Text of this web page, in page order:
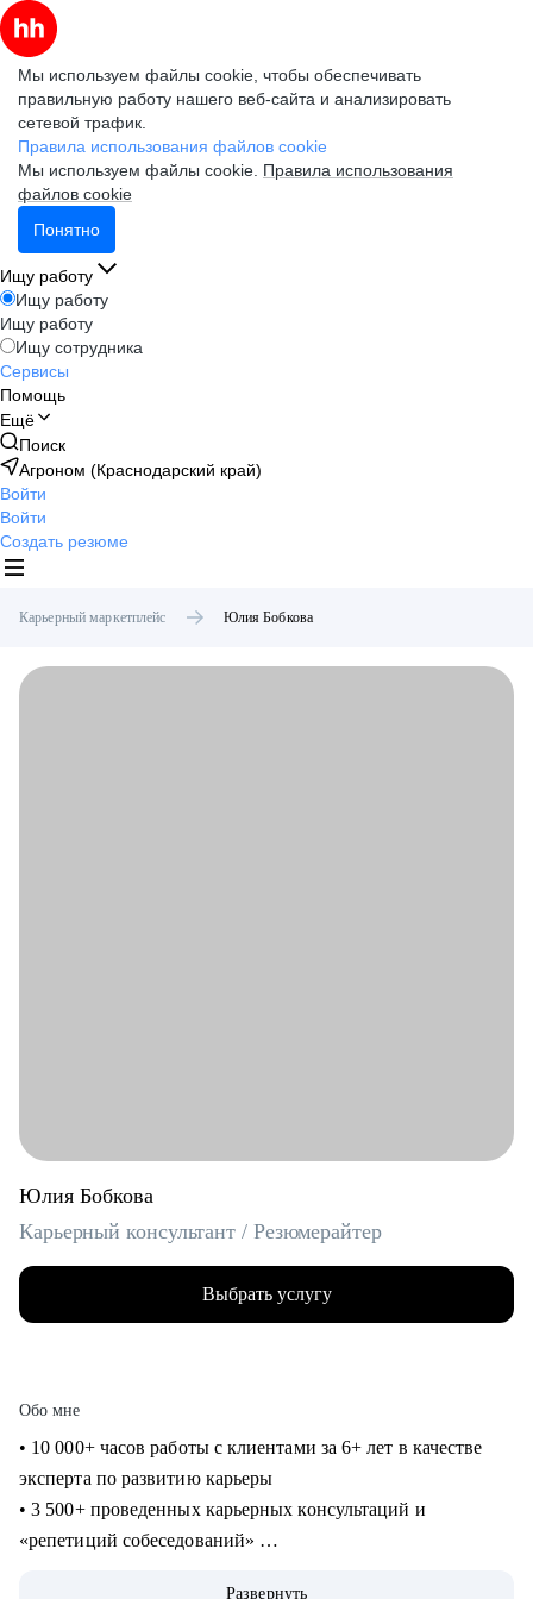
Мы используем файлы cookie, чтобы обеспечивать
правильную работу нашего веб-сайта и анализировать
сетевой трафик.
Правила использования файлов cookie
Мы используем файлы cookie. Правила использования
файлов cookie
Понятно
Ищу работу
Ищу работу
Ищу работу
Ищу сотрудника
Сервисы
Помощь
Ещё
Поиск
Агроном (Краснодарский край)
Войти
Войти
Создать резюме
Карьерный маркетплейс Юлия Бобкова
Юлия Бобкова
Карьерный консультант / Резюмерайтер
Выбрать услугу
Обо мне
• 10 000+ часов работы с клиентами за 6+ лет в качестве
эксперта по развитию карьеры
• 3 500+ проведенных карьерных консультаций и
«репетиций собеседований»
Развернуть